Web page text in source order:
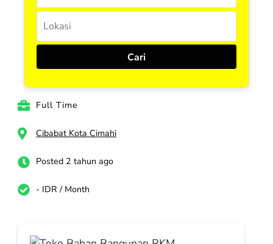
Full Time
Cibabat Kota Cimahi
Posted 2 tahun ago
- IDR / Month